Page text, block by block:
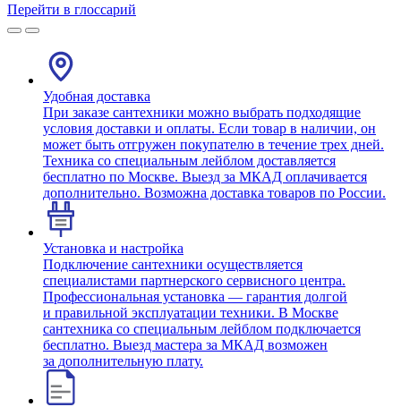
Перейти в глоссарий
Удобная доставка
При заказе сантехники можно выбрать подходящие
условия доставки и оплаты. Если товар в наличии, он
может быть отгружен покупателю в течение трех дней.
Техника со специальным лейблом доставляется
бесплатно по Москве. Выезд за МКАД оплачивается
дополнительно. Возможна доставка товаров по России.
Установка и настройка
Подключение сантехники осуществляется
специалистами партнерского сервисного центра.
Профессиональная установка — гарантия долгой
и правильной эксплуатации техники. В Москве
сантехника со специальным лейблом подключается
бесплатно. Выезд мастера за МКАД возможен
за дополнительную плату.